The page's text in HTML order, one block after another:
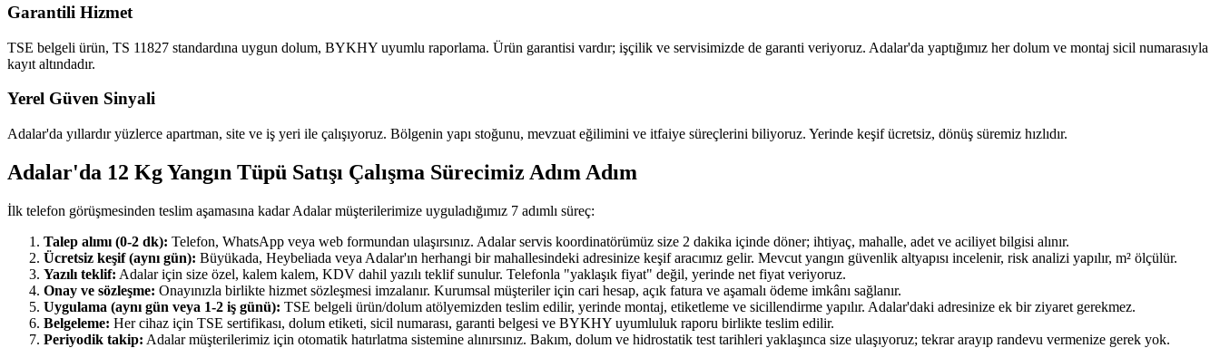
Garantili Hizmet
TSE belgeli ürün, TS 11827 standardına uygun dolum, BYKHY uyumlu raporlama. Ürün garantisi vardır; işçilik ve servisimizde de garanti veriyoruz. Adalar'da yaptığımız her dolum ve montaj sicil numarasıyla
kayıt altındadır.
Yerel Güven Sinyali
Adalar'da yıllardır yüzlerce apartman, site ve iş yeri ile çalışıyoruz. Bölgenin yapı stoğunu, mevzuat eğilimini ve itfaiye süreçlerini biliyoruz. Yerinde keşif ücretsiz, dönüş süremiz hızlıdır.
Adalar'da 12 Kg Yangın Tüpü Satışı Çalışma Sürecimiz Adım Adım
İlk telefon görüşmesinden teslim aşamasına kadar Adalar müşterilerimize uyguladığımız 7 adımlı süreç:
Talep alımı (0-2 dk): Telefon, WhatsApp veya web formundan ulaşırsınız. Adalar servis koordinatörümüz size 2 dakika içinde döner; ihtiyaç, mahalle, adet ve aciliyet bilgisi alınır.
Ücretsiz keşif (aynı gün): Büyükada, Heybeliada veya Adalar'ın herhangi bir mahallesindeki adresinize keşif aracımız gelir. Mevcut yangın güvenlik altyapısı incelenir, risk analizi yapılır, m² ölçülür.
Yazılı teklif: Adalar için size özel, kalem kalem, KDV dahil yazılı teklif sunulur. Telefonla "yaklaşık fiyat" değil, yerinde net fiyat veriyoruz.
Onay ve sözleşme: Onayınızla birlikte hizmet sözleşmesi imzalanır. Kurumsal müşteriler için cari hesap, açık fatura ve aşamalı ödeme imkânı sağlanır.
Uygulama (aynı gün veya 1-2 iş günü): TSE belgeli ürün/dolum atölyemizden teslim edilir, yerinde montaj, etiketleme ve sicillendirme yapılır. Adalar'daki adresinize ek bir ziyaret gerekmez.
Belgeleme: Her cihaz için TSE sertifikası, dolum etiketi, sicil numarası, garanti belgesi ve BYKHY uyumluluk raporu birlikte teslim edilir.
Periyodik takip: Adalar müşterilerimiz için otomatik hatırlatma sistemine alınırsınız. Bakım, dolum ve hidrostatik test tarihleri yaklaşınca size ulaşıyoruz; tekrar arayıp randevu vermenize gerek yok.